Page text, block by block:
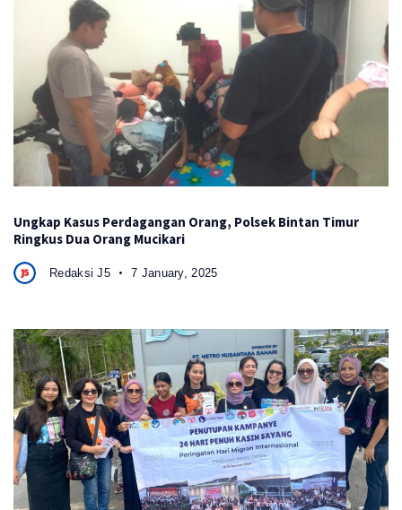
Ungkap Kasus Perdagangan Orang, Polsek Bintan Timur
Ringkus Dua Orang Mucikari
Redaksi J5 7 January, 2025